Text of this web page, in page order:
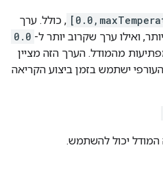
, כולל. ערך
ואילו ערך שקרוב יותר ל- 0.0
מהמודל. הערך הזה מציין
ישתמש בזמן ביצוע הקריאה
יכול להשתמש.